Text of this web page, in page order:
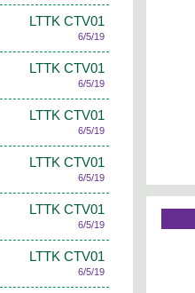
LTTK CTV01
6/5/19
LTTK CTV01
6/5/19
LTTK CTV01
6/5/19
LTTK CTV01
6/5/19
LTTK CTV01
6/5/19
LTTK CTV01
6/5/19